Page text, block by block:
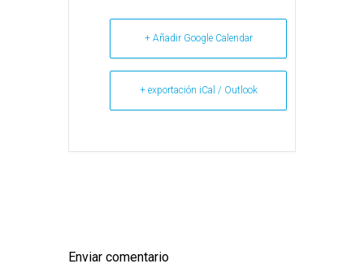
+ Añadir Google Calendar
+ exportación iCal / Outlook
Enviar comentario